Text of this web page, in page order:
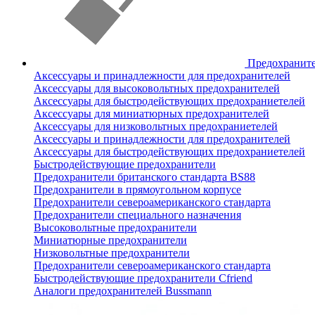
Аксессуары и принадлежности для предохранителей
Аксессуары для высоковольтных предохранителей
Аксессуары для быстродействующих предохраниетелей
Аксессуары для миниатюрных предохранителей
Аксессуары для низковольтных предохраниетелей
Аксессуары и принадлежности для предохранителей
Аксессуары для быстродействующих предохраниетелей
Быстродействующие предохранители
Предохранители британского стандарта BS88
Предохранители в прямоугольном корпусе
Предохранители североамериканского стандарта
Предохранители специального назначения
Высоковольтные предохранители
Миниатюрные предохранители
Низковольтные предохранители
Предохранители североамериканского стандарта
Быстродействующие предохранители Cfriend
Аналоги предохранителей Bussmann